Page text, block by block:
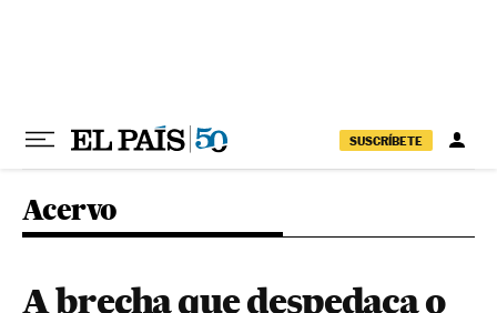
SUSCRÍBETE
Acervo
A brecha que despedaça o